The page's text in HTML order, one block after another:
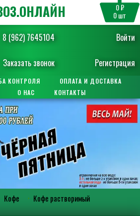
8 (962) 7645104 Войти
Заказать звонок Регистрация
0 ₽
0шт
КОНТРОЛЯ
ОПЛАТА И ДОСТАВКА
О НАС КОНТАКТЫ
Кофе
Кофе растворимый